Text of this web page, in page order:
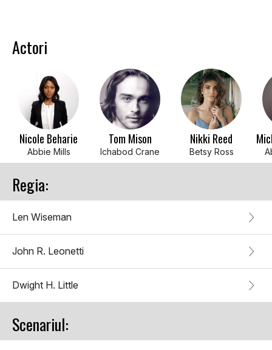
Actori
Nicole Beharie
Abbie Mills
Tom Mison
Ichabod Crane
Nikki Reed
Betsy Ross
Regia:
Len Wiseman
John R. Leonetti
Dwight H. Little
Scenariul: